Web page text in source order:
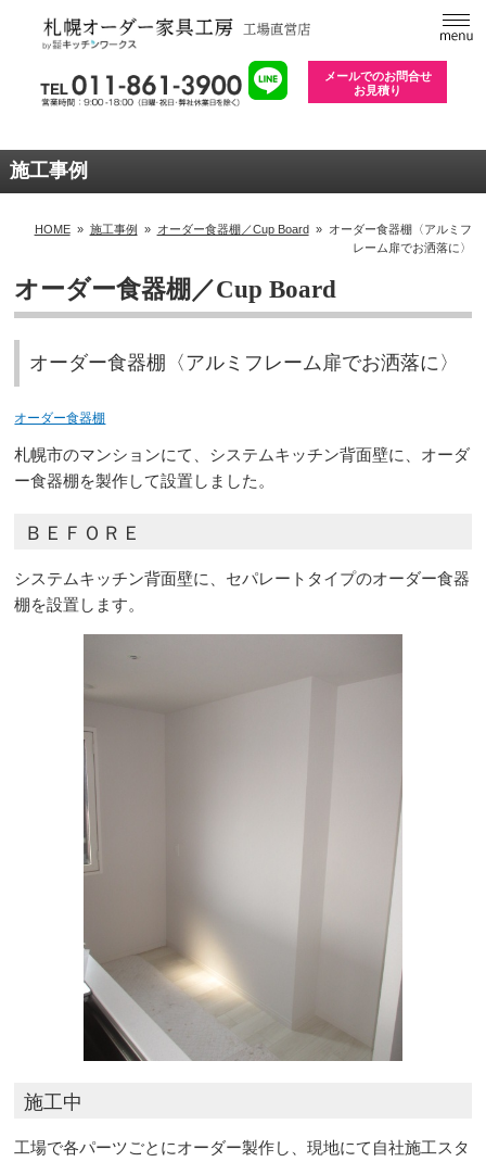
メールでのお問合せ
お見積り
施工事例
HOME» 施工事例 » オーダー食器棚／Cup Board» オーダー食器棚〈アルミフ
レーム扉でお洒落に〉
オーダー食器棚／Cup Board
オーダー食器棚〈アルミフレーム扉でお洒落に〉
オーダー食器棚
札幌市のマンションにて、システムキッチン背面壁に、オーダ
ー食器棚を製作して設置しました。
ＢＥＦＯＲＥ
システムキッチン背面壁に、セパレートタイプのオーダー食器
棚を設置します。
施工中
工場で各パーツごとにオーダー製作し、現地にて自社施工スタ